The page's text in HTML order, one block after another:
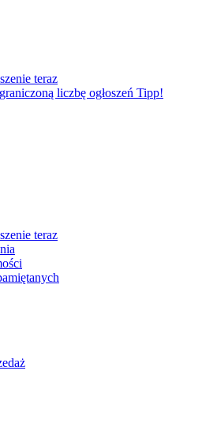
teraz
liczbę ogłoszeń Tipp!
teraz